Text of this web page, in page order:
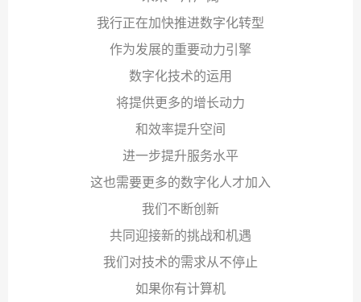
我行正在加快推进数字化转型
作为发展的重要动力引擎
数字化技术的运用
将提供更多的增长动力
和效率提升空间
进一步提升服务水平
这也需要更多的数字化人才加入
我们不断创新
共同迎接新的挑战和机遇
我们对技术的需求从不停止
如果你有计算机